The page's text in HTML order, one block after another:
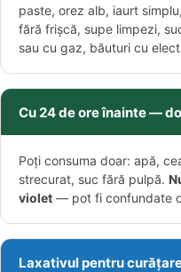
paste, orez alb, iaurt
fără frișcă, supe limpezi,
sau cu gaz, băuturi cu
Cu 24 de ore înainte —
Poți consuma doar: apă,
strecurat, suc fără pulpă.
violet — pot fi confundate
Laxativul pentru